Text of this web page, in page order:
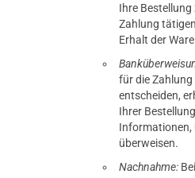
Ihre Bestellung
Zahlung
Erhalt der
für die
entscheiden,
Ihrer
Informationen,
überweisen.
Nachnahme: